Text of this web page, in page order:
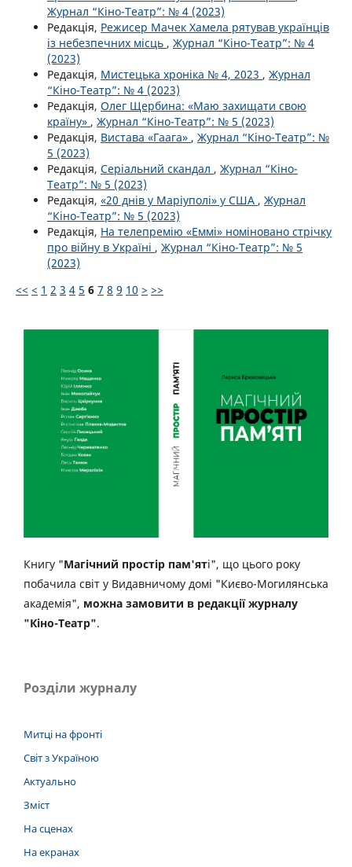
Журнал “Кіно-Театр”: № 4 (2023)
Редакція, Режисер Мачек Хамела рятував українців
із небезпечних місць , Журнал “Кіно-Театр”: № 4
(2023)
Редакція, Мистецька хроніка № 4, 2023 , Журнал
“Кіно-Театр”: № 4 (2023)
Редакція, Олег Щербина: «Маю захищати свою
країну» , Журнал “Кіно-Театр”: № 5 (2023)
Редакція, Вистава «Гаага» , Журнал “Кіно-Театр”: №
5 (2023)
Редакція, Серіальний скандал , Журнал “Кіно-
Театр”: № 5 (2023)
Редакція, «20 днів у Маріуполі» у США , Журнал
“Кіно-Театр”: № 5 (2023)
Редакція, На телепремію «Еммі» номіновано стрічку
про війну в Україні , Журнал “Кіно-Театр”: № 5
(2023)
<< < 1 2 3 4 5 6 7 8 9 10 > >>
Книгу "Магічний простір пам'яті", що цього року
побачила світ у Видавничому домі "Києво-Могилянська
академія", можна замовити в редакції журналу
"Кіно-Театр".
Розділи журналу
Митці на фронті
Світ з Україною
Актуально
Зміст
На сценах
На екранах